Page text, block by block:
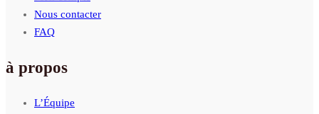
Nous contacter
FAQ
à propos
L’Équipe